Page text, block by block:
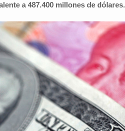
a 487.400 millones de dólares.